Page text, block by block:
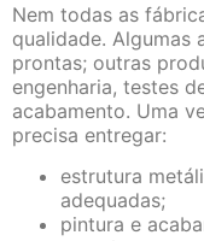
Nem todas as
qualidade. Algumas
prontas; outras
engenharia, testes
acabamento. Uma
precisa entregar:
estrutura
adequadas;
pintura e